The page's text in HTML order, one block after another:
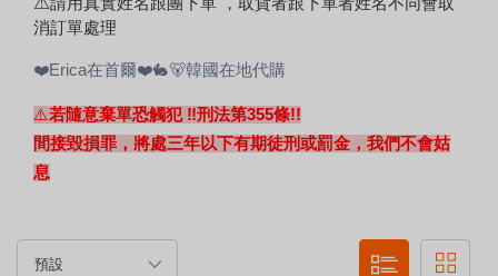
請用真實姓名跟團下單 ，取貨者跟下單者姓名不同會取
消訂單處理
❤️Erica在首爾❤️🐇🐻韓國在地代購
⚠️若隨意棄單恐觸犯 ‼刑法第355條!!
間接毀損罪，將處三年以下有期徒刑或罰金，我們不會姑
息